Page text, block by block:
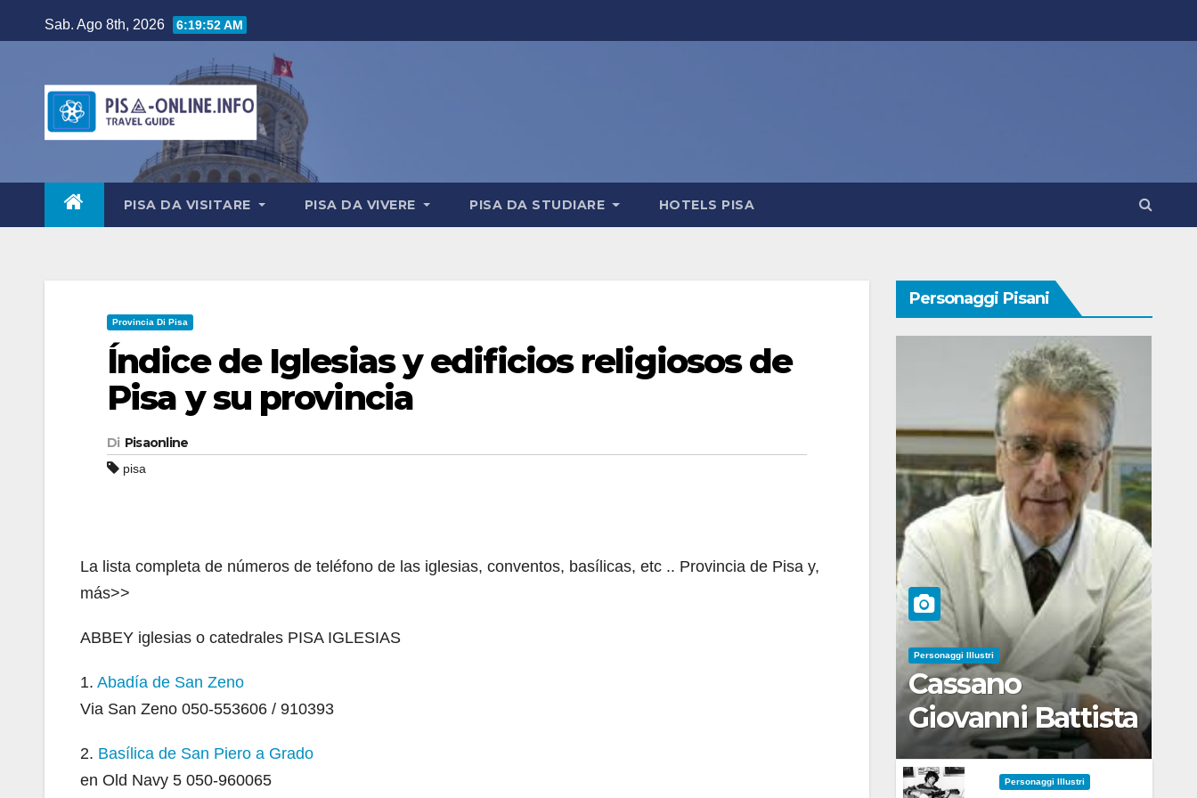
al
Sab. Ago 8th, 2026 6:19:53 AM
PISA DA VISITARE PISA DA VIVERE PISA DA STUDIARE HOTELS PISA
Provincia Di Pisa
Índice de Iglesias y edificios religiosos de
Pisa y su provincia
Di Pisaonline
pisa
La lista completa de números de teléfono de las iglesias, conventos, basílicas, etc .. Provincia de Pisa y,
más>>
ABBEY iglesias o catedrales PISA IGLESIAS
1. Abadía de San Zeno
Via San Zeno 050-553606 / 910393
2. Basílica de San Piero a Grado
en Old Navy 5 050-960065
Personaggi Pisani
Personaggi Illustri
Cassano
Giovanni Battista
Personaggi Illustri